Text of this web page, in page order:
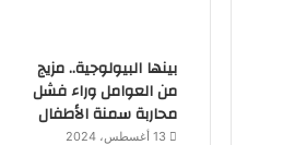
بينها البيولوجية.. مزيج
من العوامل وراء فشل
محاربة سمنة الأطفال
13 أغسطس، 2024